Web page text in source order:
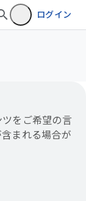
ログイン
をご希望の言
まれる場合が